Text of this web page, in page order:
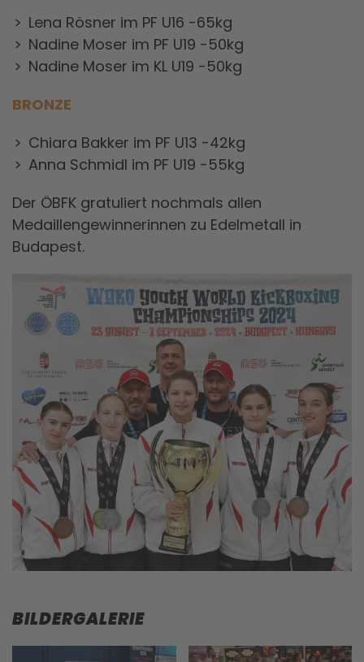
Lena Rösner im PF U16 -65kg
Nadine Moser im PF U19 -50kg
Nadine Moser im KL U19 -50kg
BRONZE
Chiara Bakker im PF U13 -42kg
Anna Schmidl im PF U19 -55kg
Der ÖBFK gratuliert nochmals allen
Medaillengewinnerinnen zu Edelmetall in
Budapest.
BILDERGALERIE